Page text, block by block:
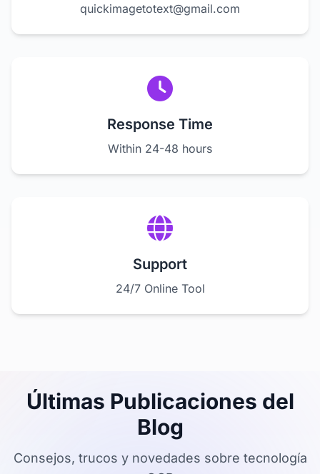
quickimagetotext@gmail.com
Response Time
Within 24-48 hours
Support
24/7 Online Tool
Últimas Publicaciones del
Blog
Consejos, trucos y novedades sobre tecnología